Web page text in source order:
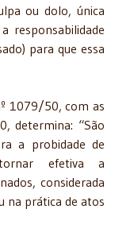
ou dolo, única
responsabilidade
para que essa
1079/50, com as
determina: “São
a probidade de
efetiva a
considerada
na prática de atos